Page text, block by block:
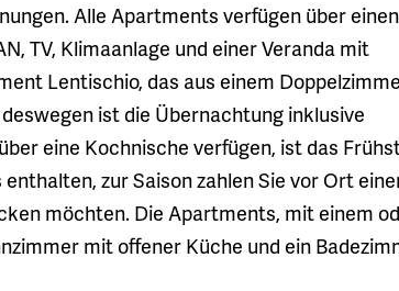
Alle Apartments verfügen über einen
TV, Klimaanlage und einer Veranda mit
Lentischio, das aus einem
ist die Übernachtung inklusive
eine Kochnische verfügen, ist das
zur Saison zahlen Sie vor Ort
möchten. Die Apartments, mit einem
mit offener Küche und ein